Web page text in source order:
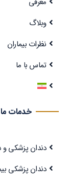
وبلاگ
نظرات بیماران
تماس با ما
خدمات ما
دندان پزشکی و
دندان پزشکی